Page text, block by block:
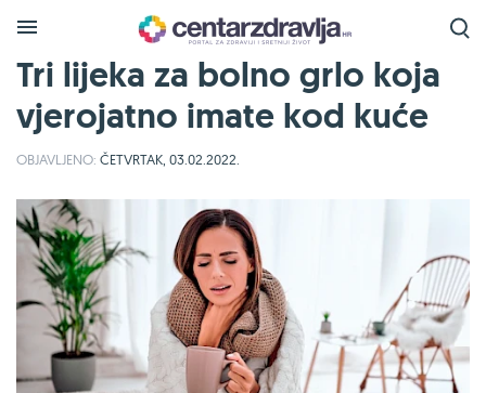
Tri lijeka za bolno grlo koja
vjerojatno imate kod kuće
OBJAVLJENO: ČETVRTAK, 03.02.2022.